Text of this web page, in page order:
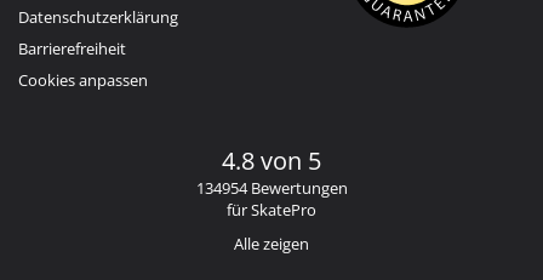
Datenschutzerklärung
Barrierefreiheit
Cookies anpassen
4.8 von 5
134954 Bewertungen
für SkatePro
Alle zeigen